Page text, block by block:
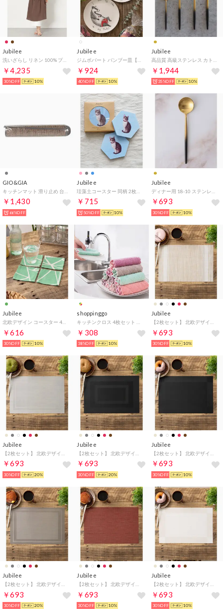
Jubilee
￥4,235
30%OFF 10%
Jubilee
￥924
40%OFF 10%
Jubilee
￥1,944
35%OFF 10%
GIO&GIA
￥1,430
66%OFF
Jubilee
￥715
50%OFF 10%
Jubilee
￥693
30%OFF 10%
Jubilee
￥616
30%OFF 10%
shoppinggo
￥308
38%OFF 10%
Jubilee
￥693
30%OFF 10%
Jubilee
￥693
30%OFF 20%
Jubilee
￥693
30%OFF 20%
Jubilee
￥693
30%OFF 10%
Jubilee
￥693
30%OFF 20%
Jubilee
￥693
30%OFF 10%
Jubilee
￥693
30%OFF 10%